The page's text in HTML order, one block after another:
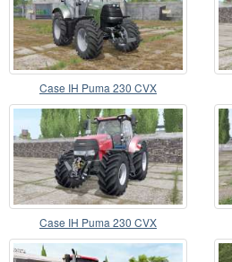
Case IH Puma 230 CVX
Case IH Puma 230 CVX